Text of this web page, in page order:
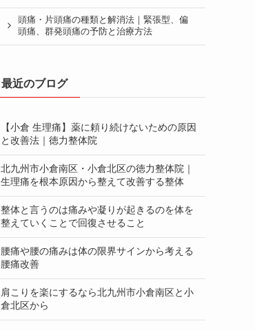
頭痛・片頭痛の種類と解消法｜緊張型、偏
頭痛、群発頭痛の予防と治療方法
最近のブログ
【小倉 生理痛】薬に頼り続けないための原因
と改善法｜徳力整体院
北九州市小倉南区・小倉北区の徳力整体院｜
生理痛を根本原因から整えて改善する整体
整体と言うのは痛みや凝りが起きるのを体を
整えていくことで回復させること
腰痛や腰の痛みは体の限界サインから考える
腰痛改善
肩こりを楽にするなら北九州市小倉南区と小
倉北区から